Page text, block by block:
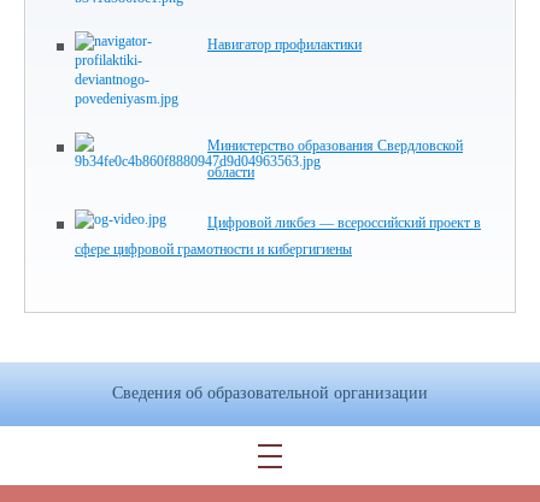
Навигатор профилактики
Министерство образования Свердловской
области
Цифровой ликбез — всероссийский проект в
сфере цифровой грамотности и кибергигиены
Сведения об образовательной организации